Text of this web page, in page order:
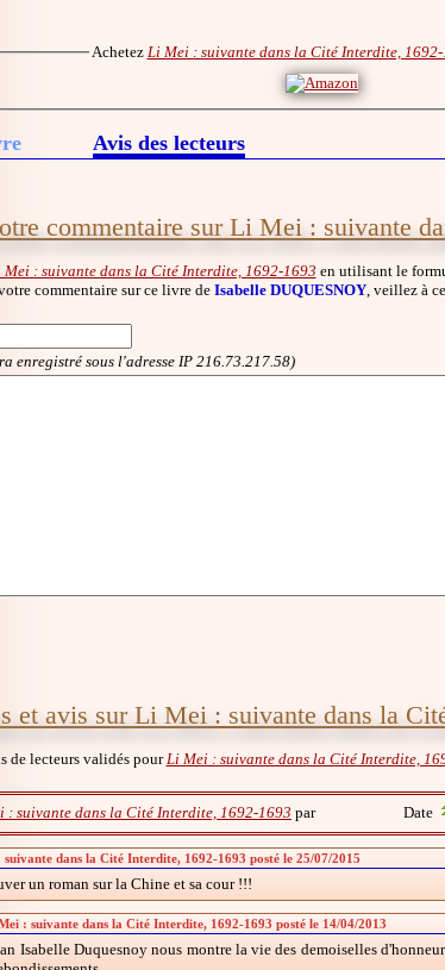
Achetez Li Mei : suivante dans la Cité Interdite, 1692-
Avis des lecteurs
commentaire sur Li Mei : suivante
Mei : suivante dans la Cité Interdite, 1692-1693 en utilisant le
commentaire sur ce livre de Isabelle DUQUESNOY, veillez à
enregistré sous l'adresse IP 216.73.217.58)
et avis sur Li Mei : suivante dans la
de lecteurs validés pourLi Mei : suivante dans la Cité Interdite,
: suivante dans la Cité Interdite, 1692-1693 par Date
dans la Cité Interdite, 1692-1693 posté le 25/07/2015
un roman sur la Chine et sa cour !!!
: suivante dans la Cité Interdite, 1692-1693 posté le 14/04/2013
Isabelle Duquesnoy nous montre la vie des demoiselles